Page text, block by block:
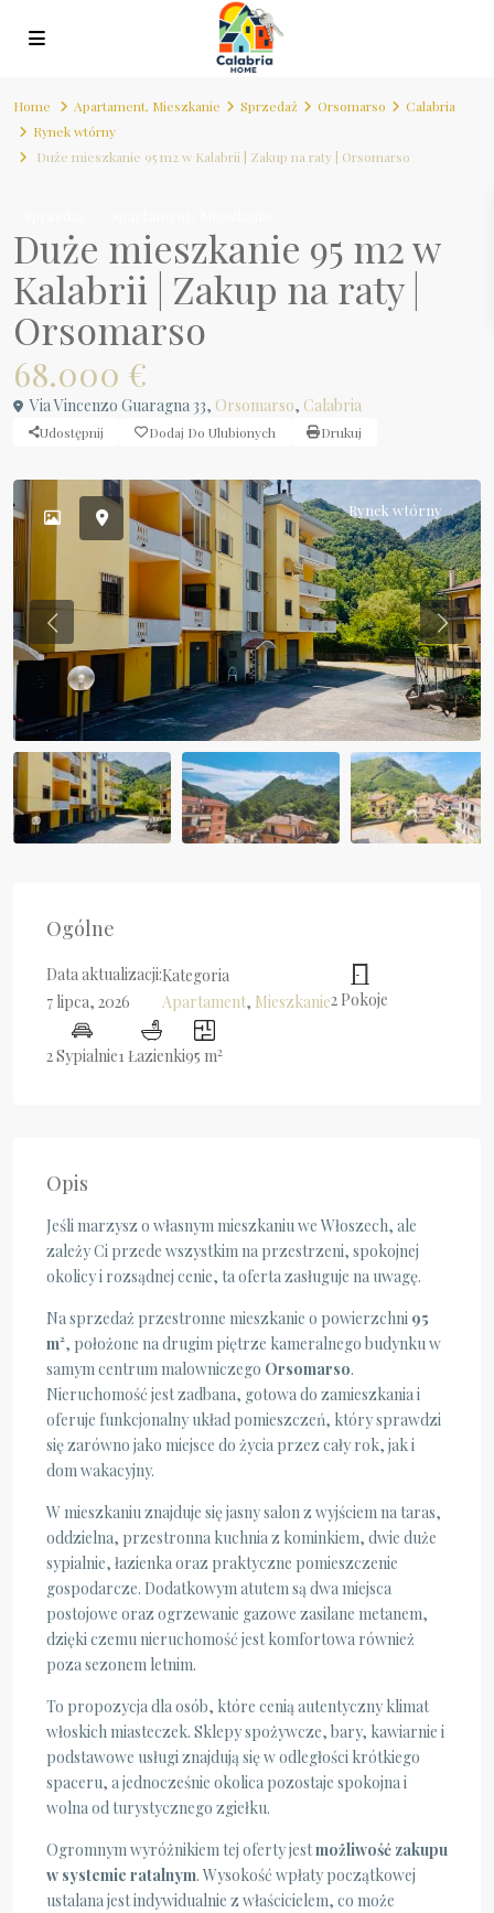
Home Apartament, Mieszkanie Sprzedaż Orsomarso
Calabria
Rynek wtórny
Duże mieszkanie 95 m2 w Kalabrii | Zakup na raty | Orsomarso
Duże mieszkanie 95 m2 w
Kalabrii | Zakup na raty |
Orsomarso
68.000 €
Via Vincenzo Guaragna 33, Orsomarso, Calabria
Udostępnij Dodaj Do Ulubionych Drukuj
Rynek wtórny
Previous
Ogólne
Data aktualizacji:
7 lipca, 2026
Kategoria
Apartament, Mieszkanie2 Pokoje
2 Sypialnie1 Łazienki95 m2
Opis
Jeśli marzysz o własnym mieszkaniu we Włoszech, ale
zależy Ci przede wszystkim na przestrzeni, spokojnej
okolicy i rozsądnej cenie, ta oferta zasługuje na uwagę.
Na sprzedaż przestronne mieszkanie o powierzchni 95
m², położone na drugim piętrze kameralnego budynku w
samym centrum malowniczego Orsomarso.
Nieruchomość jest zadbana, gotowa do zamieszkania i
oferuje funkcjonalny układ pomieszczeń, który sprawdzi
się zarówno jako miejsce do życia przez cały rok, jak i
dom wakacyjny.
W mieszkaniu znajduje się jasny salon z wyjściem na taras,
oddzielna, przestronna kuchnia z kominkiem, dwie duże
sypialnie, łazienka oraz praktyczne pomieszczenie
gospodarcze. Dodatkowym atutem są dwa miejsca
postojowe oraz ogrzewanie gazowe zasilane metanem,
dzięki czemu nieruchomość jest komfortowa również
poza sezonem letnim.
To propozycja dla osób, które cenią autentyczny klimat
włoskich miasteczek. Sklepy spożywcze, bary, kawiarnie i
podstawowe usługi znajdują się w odległości krótkiego
spaceru, a jednocześnie okolica pozostaje spokojna i
wolna od turystycznego zgiełku.
Ogromnym wyróżnikiem tej oferty jestmożliwość zakupu
w systemie ratalnym. Wysokość wpłaty początkowej
ustalana jest indywidualnie z właścicielem, co może